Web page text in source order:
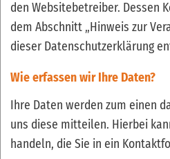
den Websitebetreiber. Dessen
dem Abschnitt „Hinweis zur
dieser Datenschutzerklärung
Wie erfassen wir Ihre Daten?
Ihre Daten werden zum einen
uns diese mitteilen. Hierbei
handeln, die Sie in ein